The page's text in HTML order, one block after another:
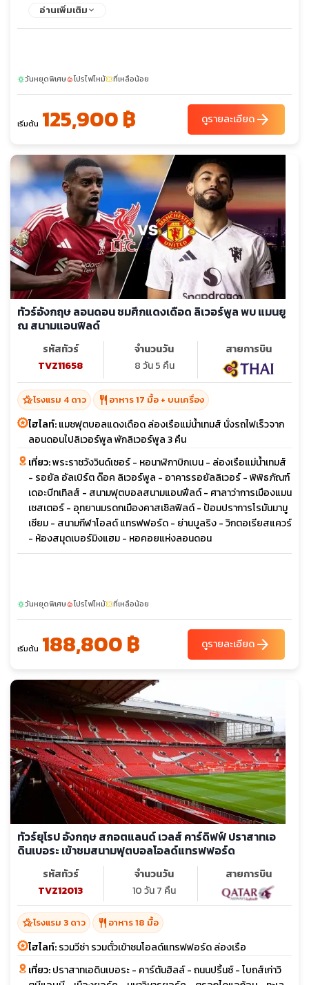
เชสเตอร์ยูไนเต็ด - เมืองสแตรทฟอร์ด อัพพอน เอวอน - บ้านเกิดวิล
เวสทมินส์เตอร์ - หอนาฬิกาบิ๊กเบน - ถนนดาวน์นิง - จตุรัสทราฟัล
การ์ - มหาวิหารเซนต์พอลส์ - สะพานทาวเวอร์บริดจ์ - พระราชวังบัก
กิ้งแฮม - ย่านไนท์บริดจ์
อ่านเพิ่มเติม
sunnyวันหยุดพิเศษlocal_fire_departmentโปรไฟไหม้confirmation_numberที่เหลือน้อย
เริ่มต้น 125,900 ฿ ดูรายละเอียดarrow_forward
ทัวร์อังกฤษ ลอนดอน ชมศึกแดงเดือด ลิเวอร์พูล พบ แมนยู
ณ สนามแอนฟิลด์
รหัสทัวร์
TVZ11658
จำนวนวัน
8 วัน 5 คืน
สายการบิน
hotel_classโรงแรม 4 ดาว restaurant อาหาร 17 มื้อ + บนเครื่อง
ไฮไลท์:แมชฟุตบอลแดงเดือด ล่องเรือแม่น้ำเทมส์ นั่งรถไฟเร็วจาก
ลอนดอนไปลิเวอร์พูล พักลิเวอร์พูล 3 คืน
เที่ยว:พระราชวังวินด์เซอร์ - หอนาฬิกาบิกเบน - ล่องเรือแม่น้ำเทมส์
- รอยัล อัลเบิร์ต ด๊อค ลิเวอร์พูล - อาคารรอยัลลิเวอร์ - พิพิธภัณฑ์
เดอะบีทเทิลส์ - สนามฟุตบอลสนามแอนฟีลด์ - ศาลาว่าการเมืองแมน
เชสเตอร์ - อุทยานมรดกเมืองคาสเซิลฟิลด์ - ป้อมปราการโรมันมามู
เซียม - สนามกีฬาโอลด์ แทรฟฟอร์ด - ย่านบูลริง - วิกตอเรียสแควร์
- ห้องสมุดเบอร์มิงแฮม - หอคอยแห่งลอนดอน
sunnyวันหยุดพิเศษlocal_fire_departmentโปรไฟไหม้confirmation_numberที่เหลือน้อย
เริ่มต้น 188,800 ฿ ดูรายละเอียดarrow_forward
ทัวร์ยุโรป อังกฤษ สกอตแลนด์ เวลส์ คาร์ดิฟฟ์ ปราสาทเอ
ดินเบอระ เข้าชมสนามฟุตบอลโอลด์แทรฟฟอร์ด
รหัสทัวร์
TVZ12013
จำนวนวัน
10 วัน 7 คืน
สายการบิน
hotel_classโรงแรม 3 ดาว restaurant อาหาร 18 มื้อ
ไฮไลท์:รวมวีซ่า รวมตั๋วเข้าชมโอลด์แทรฟฟอร์ด ล่องเรือ
เที่ยว:ปราสาทเอดินเบอระ - คาร์ตันฮิลล์ - ถนนปริ้นซ์ - โบถส์เก่าวิ